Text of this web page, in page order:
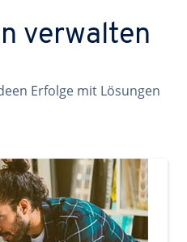
verwalten
Erfolge mit Lösungen